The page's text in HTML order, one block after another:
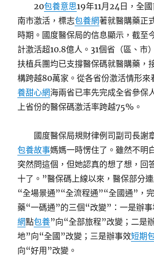
20包養意思19年11月24日，全
南市激活，標志包養網著就醫購藥正
時期。國度醫保局的信息顯示，截至
計激活超10.8億人。31個省（區、市
扶植兵團均已支撐醫保碼就醫購藥，
構跨越80萬家。從各省份激活情形來
養甜心網海兩省已率先完成全省參保
上省份的醫保碼激活率跨越75%。
國度醫保局規財律例司副司長謝
包養故事媽媽一時愣住了。雖然不明
突然問這個，但她認真的想了想，回
十了。”醫保碼上線以來，醫保部分
“全場景通”“全流程通”“全國通”，
藥“一碼通”的三個“改變”：一是辦
網點包養”向“全部旅程”改變；二是
地”向“全國”改變；三是辦事效短期
向“好用”改變。